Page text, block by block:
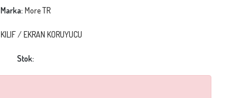
Marka:More TR
KILIF / EKRAN KORUYUCU
Stok: